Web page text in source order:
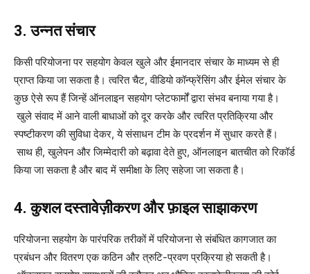
3. उन्नत संचार
किसी परियोजना पर सहयोग केवल खुले और ईमानदार संचार के माध्यम से ही
प्राप्त किया जा सकता है। त्वरित चैट, वीडियो कॉन्फ्रेंसिंग और ईमेल संचार के
कुछ ऐसे रूप हैं जिन्हें ऑनलाइन सहयोग प्लेटफार्मों द्वारा संभव बनाया गया है।
खुले संवाद में आने वाली बाधाओं को दूर करके और त्वरित प्रतिक्रिया और
स्पष्टीकरण की सुविधा देकर, ये संसाधन टीम के प्रदर्शन में सुधार करते हैं।
साथ ही, खुलेपन और जिम्मेदारी को बढ़ावा देते हुए, ऑनलाइन बातचीत को रिकॉर्ड
किया जा सकता है और बाद में समीक्षा के लिए सहेजा जा सकता है।
4. कुशल दस्तावेज़ीकरण और फ़ाइल साझाकरण
परियोजना सहयोग के पारंपरिक तरीकों में परियोजना से संबंधित कागजात का
प्रबंधन और वितरण एक कठिन और त्रुटि-प्रवण प्रक्रिया हो सकती है।